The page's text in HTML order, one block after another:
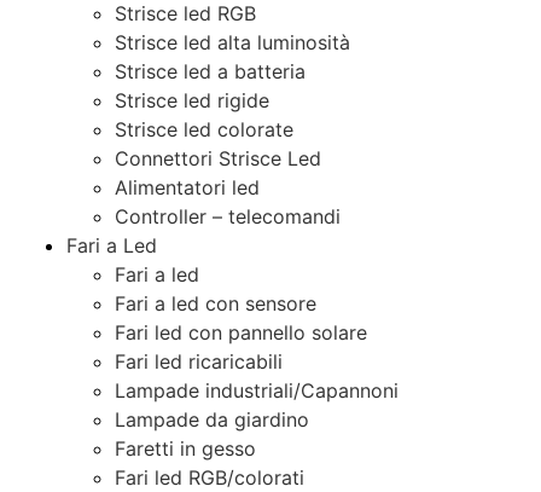
Strisce led RGB
Strisce led alta luminosità
Strisce led a batteria
Strisce led rigide
Strisce led colorate
Connettori Strisce Led
Alimentatori led
Controller – telecomandi
Fari a Led
Fari a led
Fari a led con sensore
Fari led con pannello solare
Fari led ricaricabili
Lampade industriali/Capannoni
Lampade da giardino
Faretti in gesso
Fari led RGB/colorati